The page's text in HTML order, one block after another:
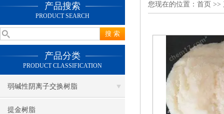
产品搜索
PRODUCT SEARCH
产品分类
PRODUCT CLASSIFICATION
弱碱性阴离子交换树脂
提金树脂
您现在的位置： 首页 >>